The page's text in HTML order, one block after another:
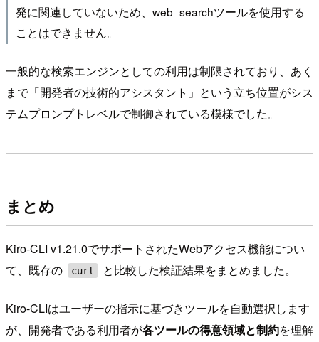
発に関連していないため、web_searchツールを使用する
ことはできません。
一般的な検索エンジンとしての利用は制限されており、あく
まで「開発者の技術的アシスタント」という立ち位置がシス
テムプロンプトレベルで制御されている模様でした。
まとめ
Kiro-CLI v1.21.0でサポートされたWebアクセス機能につい
て、既存の
curl と比較した検証結果をまとめました。
Kiro-CLIはユーザーの指示に基づきツールを自動選択します
が、開発者である利用者が各ツールの得意領域と制約を理解